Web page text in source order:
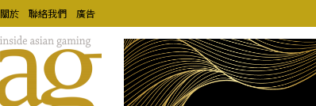
關於 聯絡我們 廣告